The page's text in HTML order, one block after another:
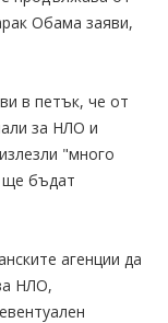
Обама заяви,
в петък, че от
за НЛО и
"много
ще бъдат
агенции да
НЛО,